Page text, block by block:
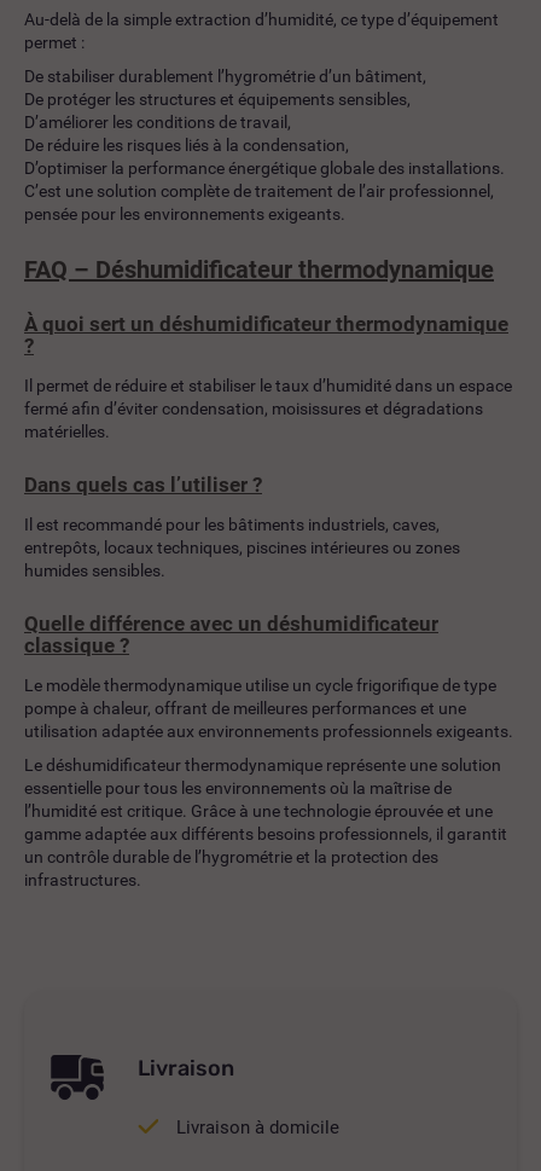
Au-delà de la simple extraction d’humidité, ce type d’équipement
permet :
De stabiliser durablement l’hygrométrie d’un bâtiment,
De protéger les structures et équipements sensibles,
D’améliorer les conditions de travail,
De réduire les risques liés à la condensation,
D’optimiser la performance énergétique globale des installations.
C’est une solution complète de traitement de l’air professionnel,
pensée pour les environnements exigeants.
FAQ – Déshumidificateur thermodynamique
À quoi sert un déshumidificateur thermodynamique
?
Il permet de réduire et stabiliser le taux d’humidité dans un espace
fermé afin d’éviter condensation, moisissures et dégradations
matérielles.
Dans quels cas l’utiliser ?
Il est recommandé pour les bâtiments industriels, caves,
entrepôts, locaux techniques, piscines intérieures ou zones
humides sensibles.
Quelle différence avec un déshumidificateur
classique ?
Le modèle thermodynamique utilise un cycle frigorifique de type
pompe à chaleur, offrant de meilleures performances et une
utilisation adaptée aux environnements professionnels exigeants.
Le déshumidificateur thermodynamique représente une solution
essentielle pour tous les environnements où la maîtrise de
l’humidité est critique. Grâce à une technologie éprouvée et une
gamme adaptée aux différents besoins professionnels, il garantit
un contrôle durable de l’hygrométrie et la protection des
infrastructures.
Livraison
Livraison à domicile